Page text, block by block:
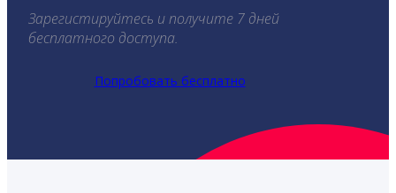
Зарегистируйтесь и получите 7 дней
бесплатного доступа.
Попробовать бесплатно